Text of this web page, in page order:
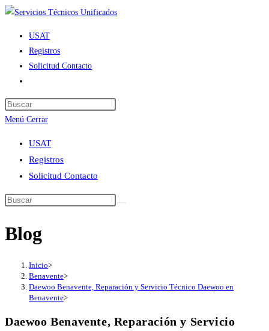
Ir
contenido
USAT
Registros
Solicitud Contacto
de
la
web
Menú Cerrar
USAT
Registros
Solicitud Contacto
Blog
Inicio>
Benavente>
Daewoo Benavente, Reparación y Servicio Técnico Daewoo en
Benavente>
Daewoo Benavente, Reparación y Servicio